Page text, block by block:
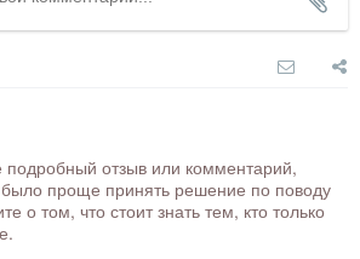
подробный отзыв или комментарий,
проще принять решение по поводу
о том, что стоит знать тем, кто только